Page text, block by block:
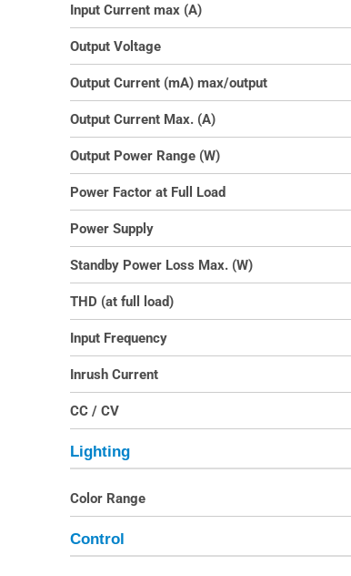
Input Current max (A)
Output Voltage
Output Current (mA) max/output
Output Current Max. (A)
Output Power Range (W)
Power Factor at Full Load
Power Supply
Standby Power Loss Max. (W)
THD (at full load)
Input Frequency
Inrush Current
CC / CV
Lighting
Color Range
Control